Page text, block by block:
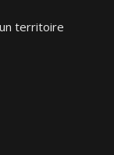
territoire